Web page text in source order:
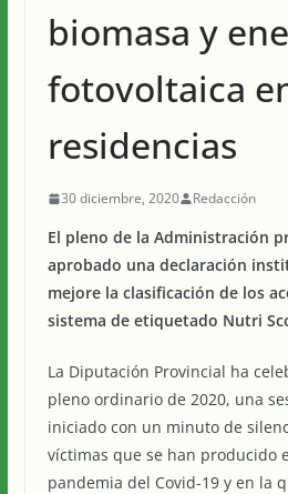
biomasa y
fotovoltaica
residencias
30 diciembre, 2020 Redacción
El pleno de la Administración
aprobado una declaración
mejore la clasificación de los
sistema de etiquetado Nutri
La Diputación Provincial ha
pleno ordinario de 2020, una
iniciado con un minuto de
víctimas que se han producido
pandemia del Covid-19 y en la